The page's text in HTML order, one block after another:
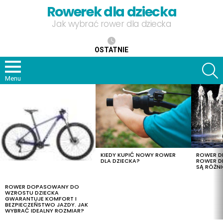
Rowerek dla dziecka
Jak wybrać rower dla dziecka
OSTATNIE
Menu
ROWER DOPASOWANY DO
WZROSTU DZIECKA
GWARANTUJE KOMFORT I
BEZPIECZEŃSTWO JAZDY. JAK
WYBRAĆ IDEALNY ROZMIAR?
KIEDY KUPIĆ NOWY ROWER
DLA DZIECKA?
ROWER
ROWER
SĄ